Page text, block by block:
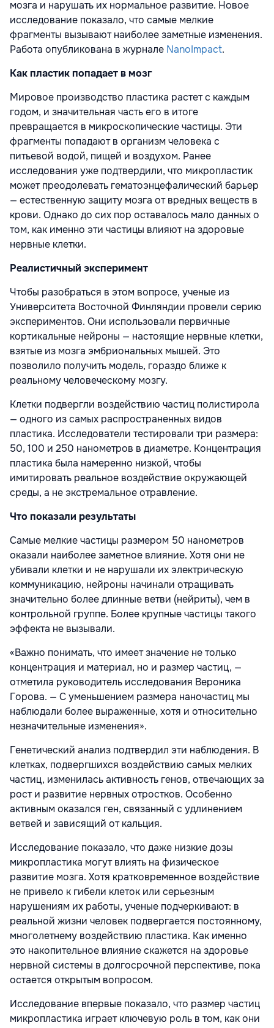
мозга и нарушать их нормальное развитие. Новое
исследование показало, что самые мелкие
фрагменты вызывают наиболее заметные изменения.
Работа опубликована в журнале NanoImpact.
Как пластик попадает в мозг
Мировое производство пластика растет с каждым
годом, и значительная часть его в итоге
превращается в микроскопические частицы. Эти
фрагменты попадают в организм человека с
питьевой водой, пищей и воздухом. Ранее
исследования уже подтвердили, что микропластик
может преодолевать гематоэнцефалический барьер
— естественную защиту мозга от вредных веществ в
крови. Однако до сих пор оставалось мало данных о
том, как именно эти частицы влияют на здоровые
нервные клетки.
Реалистичный эксперимент
Чтобы разобраться в этом вопросе, ученые из
Университета Восточной Финляндии провели серию
экспериментов. Они использовали первичные
кортикальные нейроны — настоящие нервные клетки,
взятые из мозга эмбриональных мышей. Это
позволило получить модель, гораздо ближе к
реальному человеческому мозгу.
Клетки подвергли воздействию частиц полистирола
— одного из самых распространенных видов
пластика. Исследователи тестировали три размера:
50, 100 и 250 нанометров в диаметре. Концентрация
пластика была намеренно низкой, чтобы
имитировать реальное воздействие окружающей
среды, а не экстремальное отравление.
Что показали результаты
Самые мелкие частицы размером 50 нанометров
оказали наиболее заметное влияние. Хотя они не
убивали клетки и не нарушали их электрическую
коммуникацию, нейроны начинали отращивать
значительно более длинные ветви (нейриты), чем в
контрольной группе. Более крупные частицы такого
эффекта не вызывали.
«Важно понимать, что имеет значение не только
концентрация и материал, но и размер частиц, —
отметила руководитель исследования Вероника
Горова. — С уменьшением размера наночастиц мы
наблюдали более выраженные, хотя и относительно
незначительные изменения».
Генетический анализ подтвердил эти наблюдения. В
клетках, подвергшихся воздействию самых мелких
частиц, изменилась активность генов, отвечающих за
рост и развитие нервных отростков. Особенно
активным оказался ген, связанный с удлинением
ветвей и зависящий от кальция.
Исследование показало, что даже низкие дозы
микропластика могут влиять на физическое
развитие мозга. Хотя кратковременное воздействие
не привело к гибели клеток или серьезным
нарушениям их работы, ученые подчеркивают: в
реальной жизни человек подвергается постоянному,
многолетнему воздействию пластика. Как именно
это накопительное влияние скажется на здоровье
нервной системы в долгосрочной перспективе, пока
остается открытым вопросом.
Исследование впервые показало, что размер частиц
микропластика играет ключевую роль в том, как они